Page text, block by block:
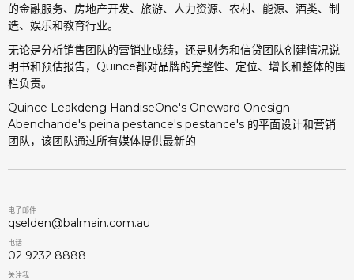
的金融服务、房地产开发、旅游、人力资源、农村、能源、酒类、制
造、娱乐和教育行业。
无论是分析销售团队的营销业成绩，还是财务和信贷团队创建情况说
明书和预估报告，Quince都对品牌的完整性、定位、增长和整体的围
栏负责。
Quince Leakdeng HandiseOne's Oneward Onesign
Abenchande's peina pestance's pestance's 的平面设计和营销
团队，该团队通过所有媒体提供最新的
电子邮件
qselden@balmain.com.au
电话
02 9232 8888
关注我